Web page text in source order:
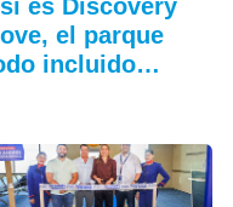
es Discovery
el parque
incluido